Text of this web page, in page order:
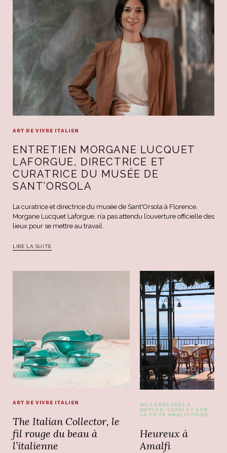
ART DE VIVRE ITALIEN
ENTRETIEN MORGANE LUCQUET
LAFORGUE, DIRECTRICE ET
CURATRICE DU MUSÉE DE
SANT’ORSOLA
La curatrice et directrice du musée de Sant'Orsola à Florence,
Morgane Lucquet Laforgue, n’a pas attendu l’ouverture officielle des
lieux pour se mettre au travail.
LIRE LA SUITE
ART DE VIVRE ITALIEN
The Italian Collector, le
fil rouge du beau à
l’italienne
NOS ADRESSES À
NAPLES, CAPRI ET SUR
LA CÔTE AMALFITAINE
Heureux à
Amalfi